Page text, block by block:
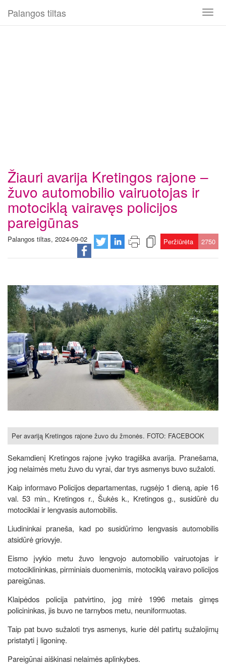
Toggle
Palangos tiltas
Žiauri avarija Kretingos rajone –
žuvo automobilio vairuotojas ir
motociklą vairavęs policijos
pareigūnas
Palangos tiltas, 2024-09-02 Peržiūrėta 2750
Per avariją Kretingos rajone žuvo du žmonės. FOTO: FACEBOOK
Sekamdienį Kretingos rajone įvyko tragiška avarija. Pranešama,
jog nelaimės metu žuvo du vyrai, dar trys asmenys buvo sužaloti.
Kaip informavo Policijos departamentas, rugsėjo 1 dieną, apie 16
val. 53 min., Kretingos r., Šukės k., Kretingos g., susidūrė du
motociklai ir lengvasis automobilis.
Liudininkai praneša, kad po susidūrimo lengvasis automobilis
atsidūrė griovyje.
Eismo įvykio metu žuvo lengvojo automobilio vairuotojas ir
motociklininkas, pirminiais duomenimis, motociklą vairavo policijos
pareigūnas.
Klaipėdos policija patvirtino, jog mirė 1996 metais gimęs
policininkas, jis buvo ne tarnybos metu, neuniformuotas.
Taip pat buvo sužaloti trys asmenys, kurie dėl patirtų sužalojimų
pristatyti į ligoninę.
Pareigūnai aiškinasi nelaimės aplinkybes.